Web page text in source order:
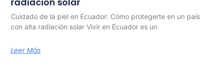
Cuidado de la piel en Ecuador: Cómo protegerte en un país
con alta radiación solar Vivir en Ecuador es un
Leer Más